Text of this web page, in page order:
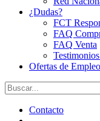
¿Dudas?
FCT
FAQ
FAQ Venta
Ofertas de Empleo
Contacto